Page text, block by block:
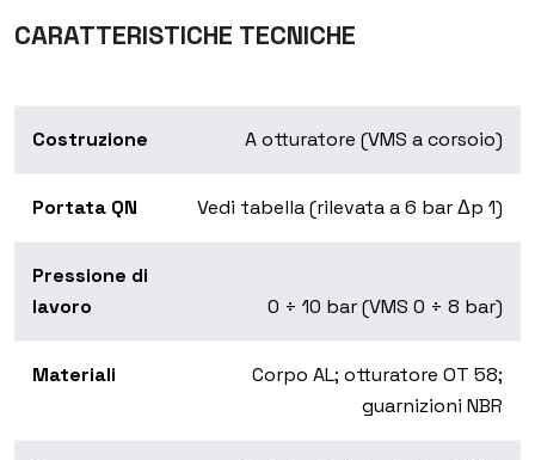
CARATTERISTICHE TECNICHE
Costruzione A otturatore (VMS a corsoio)
Portata QN Vedi tabella (rilevata a 6 bar Δp 1)
Pressione di
lavoro
0 ÷ 10 bar (VMS 0 ÷ 8 bar)
Materiali
Corpo AL; otturatore OT 58;
guarnizioni NBR